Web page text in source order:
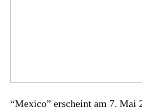
“Mexico” erscheint am 7. Mai